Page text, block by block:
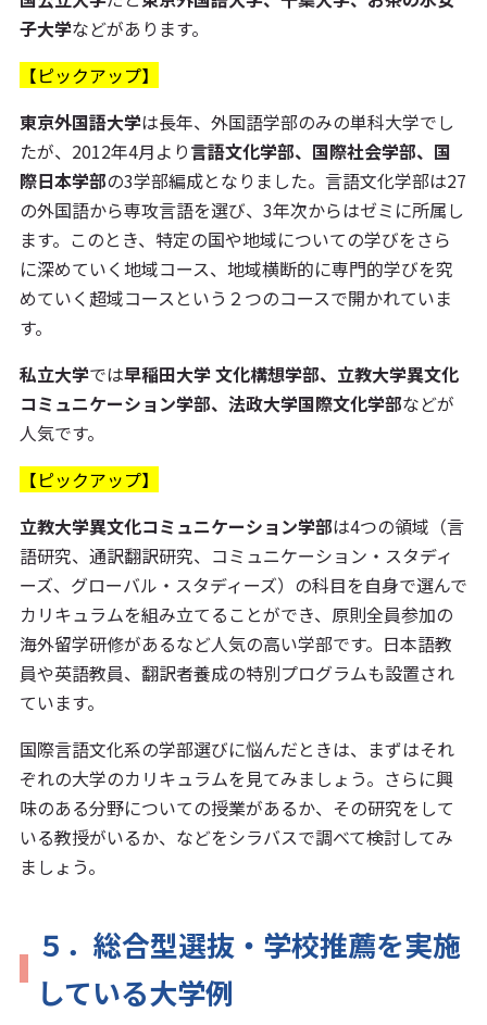
子大学などがあります。
【ピックアップ】
東京外国語大学は長年、外国語学部のみの単科大学でし
たが、2012年4月より言語文化学部、国際社会学部、国
際日本学部の3学部編成となりました。言語文化学部は27
の外国語から専攻言語を選び、3年次からはゼミに所属し
ます。このとき、特定の国や地域についての学びをさら
に深めていく地域コース、地域横断的に専門的学びを究
めていく超域コースという２つのコースで開かれていま
す。
私立大学では早稲田大学 文化構想学部、立教大学異文化
コミュニケーション学部、法政大学国際文化学部などが
人気です。
【ピックアップ】
立教大学異文化コミュニケーション学部は4つの領域（言
語研究、通訳翻訳研究、コミュニケーション・スタディ
ーズ、グローバル・スタディーズ）の科目を自身で選んで
カリキュラムを組み立てることができ、原則全員参加の
海外留学研修があるなど人気の高い学部です。日本語教
員や英語教員、翻訳者養成の特別プログラムも設置され
ています。
国際言語文化系の学部選びに悩んだときは、まずはそれ
ぞれの大学のカリキュラムを見てみましょう。さらに興
味のある分野についての授業があるか、その研究をして
いる教授がいるか、などをシラバスで調べて検討してみ
ましょう。
５．総合型選抜・学校推薦を実施
している大学例